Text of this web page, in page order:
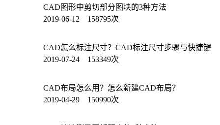
CAD图形中剪切部分图块的3种方法
2019-06-12 158795次
CAD怎么标注尺寸？CAD标注尺寸步骤与快捷键
2019-07-24 153349次
CAD布局怎么用？怎么新建CAD布局？
2019-04-29 150990次